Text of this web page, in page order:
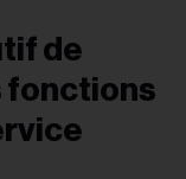
de
fonctions